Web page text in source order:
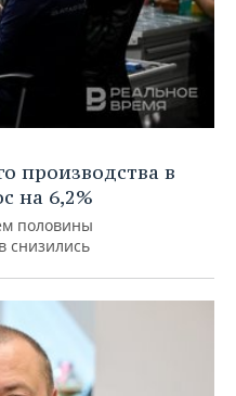
производства в
на 6,2%
половины
снизились